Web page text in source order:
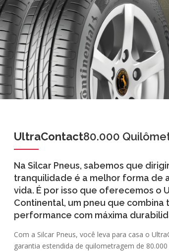
UltraContact80.000
Na Silcar Pneus, sabemos que
tranquilidade é a melhor forma de
vida. É por isso que oferecemos o
Continental, um pneu que combina
performance com máxima
Com a Silcar Pneus, você leva para casa o
garantia estendida de quilometragem de